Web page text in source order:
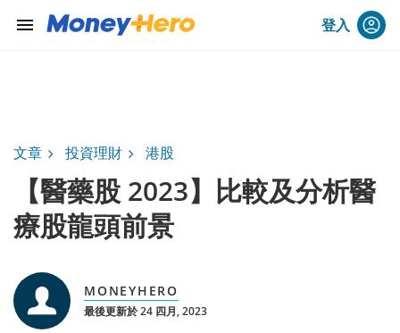
menu 登入
文章 投資理財 港股
【醫藥股 2023】比較及分析醫
療股龍頭前景
MONEYHERO
最後更新於 24 四月, 2023